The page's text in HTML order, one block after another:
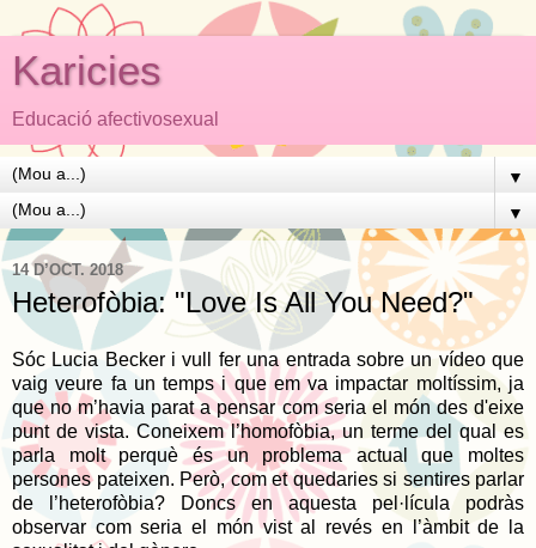
Karicies
Educació afectivosexual
▼
▼
14 D’OCT. 2018
Heterofòbia: "Love Is All You Need?"
Sóc Lucia Becker i vull fer una entrada sobre un vídeo que
vaig veure fa un temps i que em va impactar moltíssim, ja
que no m’havia parat a pensar com seria el món des d'eixe
punt de vista. Coneixem l’homofòbia, un terme del qual es
parla molt perquè és un problema actual que moltes
persones pateixen. Però, com et quedaries si sentires parlar
de l’heterofòbia? Doncs en aquesta pel·lícula podràs
observar com seria el món vist al revés en l’àmbit de la